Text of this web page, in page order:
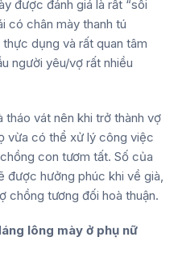
được đánh giá là rất “sôi
có chân mày thanh tú
dụng và rất quan tâm
người yêu/vợ rất nhiều
tháo vát nên khi trở thành vợ
vừa có thể xử lý công việc
con tươm tất. Số của
được hưởng phúc khi về già,
chồng tương đối hoà thuận.
lông mày ở phụ nữ